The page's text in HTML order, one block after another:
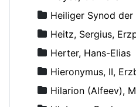
Heiliger Synod der
Heitz, Sergius,
Herter, Hans-Elias
Hieronymus, II,
Hilarion (Alfeev),